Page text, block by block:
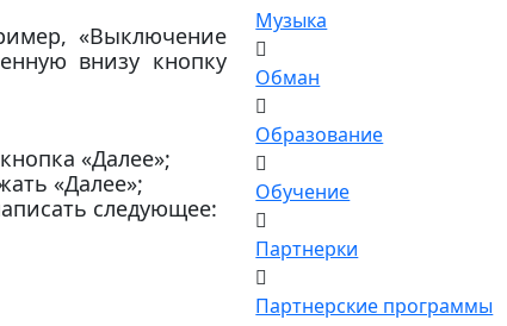
«Выключение
внизу кнопку
«Далее»;
«Далее»;
следующее:
Музыка
Обман
Образование
Обучение
Партнерки
Партнерские программы